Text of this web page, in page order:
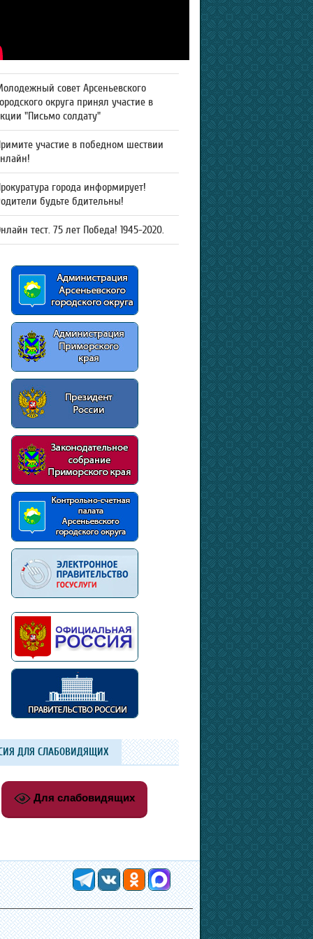
совет Арсеньевского
округа принял участие в
"Письмо солдату"
участие в победном шествии
города информирует!
будьте бдительны!
тест. 75 лет Победа! 1945-2020.
ДЛЯ СЛАБОВИДЯЩИХ
Для слабовидящих